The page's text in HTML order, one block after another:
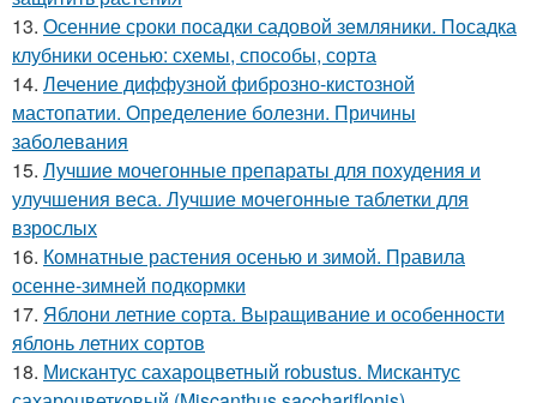
13. Осенние сроки посадки садовой земляники. Посадка
клубники осенью: схемы, способы, сорта
14. Лечение диффузной фиброзно-кистозной
мастопатии. Определение болезни. Причины
заболевания
15. Лучшие мочегонные препараты для похудения и
улучшения веса. Лучшие мочегонные таблетки для
взрослых
16. Комнатные растения осенью и зимой. Правила
осенне-зимней подкормки
17. Яблони летние сорта. Выращивание и особенности
яблонь летних сортов
18. Мискантус сахароцветный robustus. Мискантус